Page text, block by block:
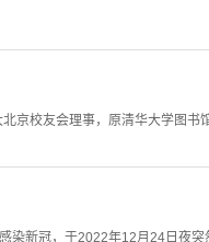
京校友会理事，原清华大学图
染新冠，于2022年12月24日夜